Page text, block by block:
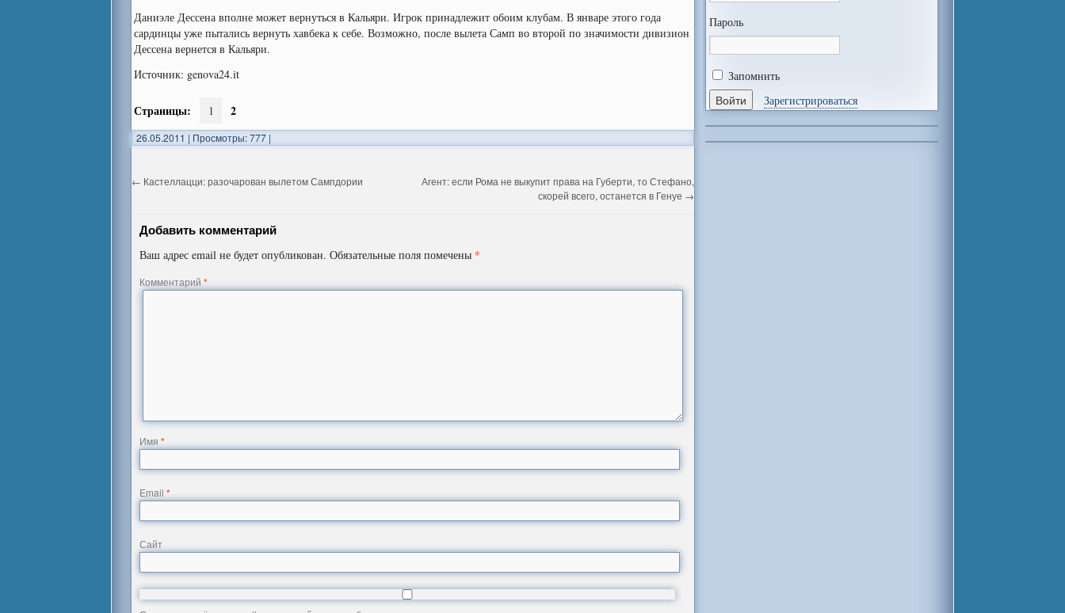
Даниэле Дессена вполне может вернуться в Кальяри. Игрок принадлежит обоим клубам. В январе этого года
сардинцы уже пытались вернуть хавбека к себе. Возможно, после вылета Самп во второй по значимости дивизион
Дессена вернется в Кальяри.
Источник: genova24.it
Страницы: 1 2
26.05.2011 | Просмотры: 777 |
← Кастеллацци: разочарован вылетом Сампдории
Агент: если Рома не выкупит права на Губерти, то Стефано,
скорей всего, останется в Генуе →
Добавить комментарий
Ваш адрес email не будет опубликован. Обязательные поля помечены *
Комментарий*
Имя*
Email*
Сайт
Пароль
Запомнить
Зарегистрироваться